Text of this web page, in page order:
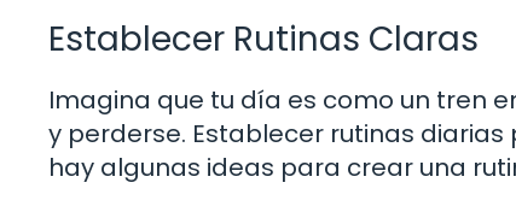
Establecer Rutinas Claras
Imagina que tu día es como un tren
y perderse. Establecer rutinas
hay algunas ideas para crear una